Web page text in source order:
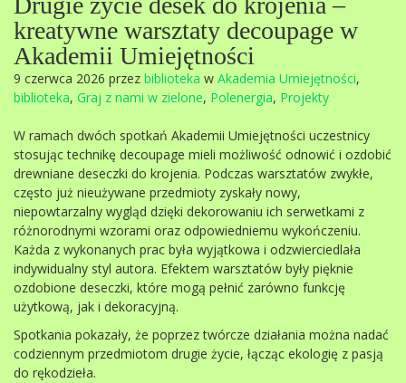
kreatywne warsztaty decoupage w
Akademii Umiejętności
9 czerwca 2026 przez biblioteka w Akademia Umiejętności,
biblioteka, Graj z nami w zielone, Polenergia, Projekty
W ramach dwóch spotkań Akademii Umiejętności uczestnicy
stosując technikę decoupage mieli możliwość odnowić i ozdobić
drewniane deseczki do krojenia. Podczas warsztatów zwykłe,
często już nieużywane przedmioty zyskały nowy,
niepowtarzalny wygląd dzięki dekorowaniu ich serwetkami z
różnorodnymi wzorami oraz odpowiedniemu wykończeniu.
Każda z wykonanych prac była wyjątkowa i odzwierciedlała
indywidualny styl autora. Efektem warsztatów były pięknie
ozdobione deseczki, które mogą pełnić zarówno funkcję
użytkową, jak i dekoracyjną.
Spotkania pokazały, że poprzez twórcze działania można nadać
codziennym przedmiotom drugie życie, łącząc ekologię z pasją
do rękodzieła.